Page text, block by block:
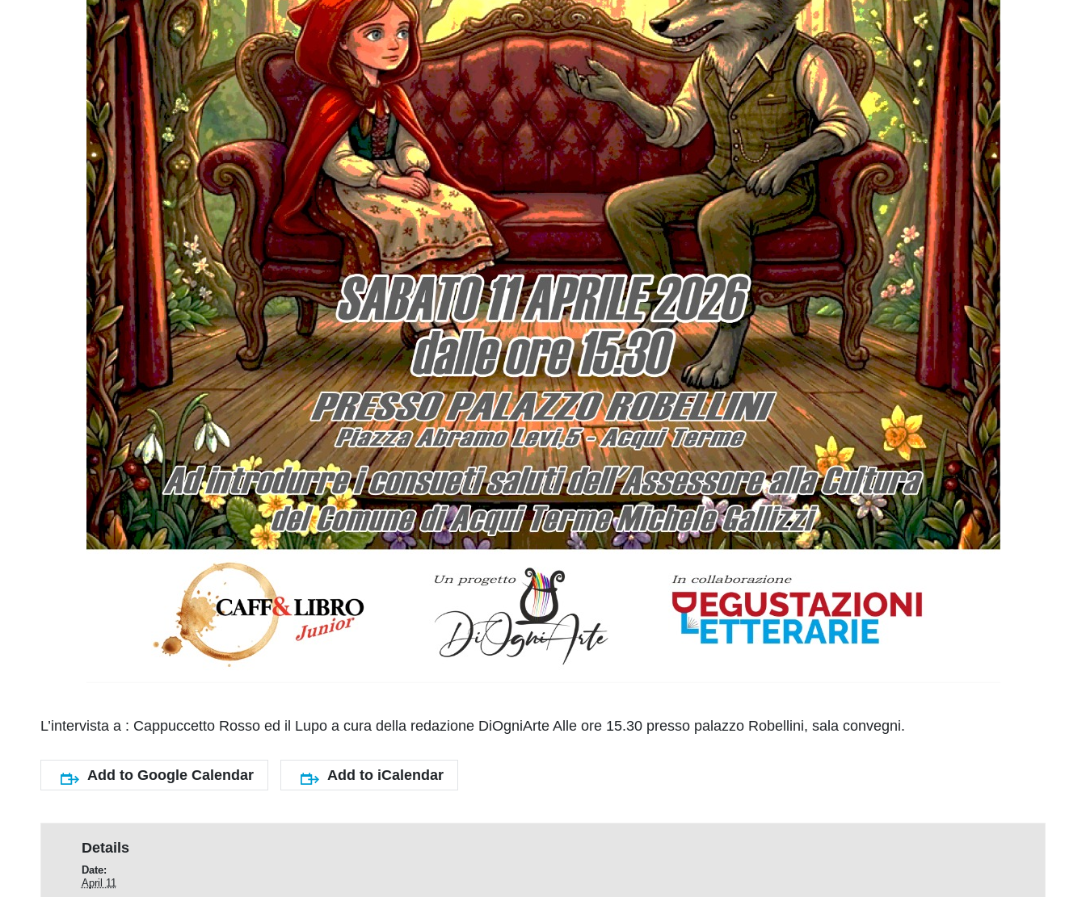
L’intervista a : Cappuccetto Rosso ed il Lupo a cura della redazione DiOgniArte Alle ore 15.30 presso palazzo Robellini, sala convegni.
Add to Google Calendar Add to iCalendar
Details
Date:
April 11